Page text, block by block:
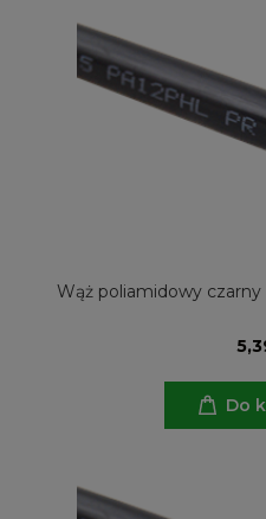
Wąż poliamidowy czarny
Do